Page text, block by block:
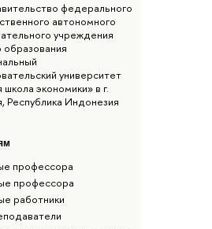
федерального
автономного
учреждения
образования
университет
экономики» в г.
Республика Индонезия
профессора
профессора
работники